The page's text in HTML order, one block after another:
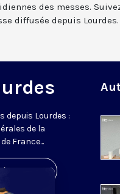
des messes.
diffusée depuis Lourdes.
depuis Lourdes :
de la
France...